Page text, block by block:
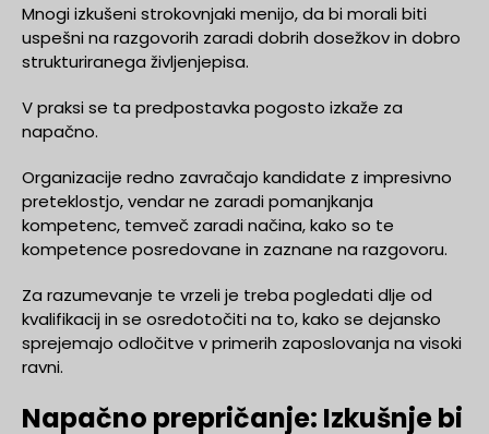
Mnogi izkušeni strokovnjaki menijo, da bi morali biti
uspešni na razgovorih zaradi dobrih dosežkov in dobro
strukturiranega življenjepisa.
V praksi se ta predpostavka pogosto izkaže za
napačno.
Organizacije redno zavračajo kandidate z impresivno
preteklostjo, vendar ne zaradi pomanjkanja
kompetenc, temveč zaradi načina, kako so te
kompetence posredovane in zaznane na razgovoru.
Za razumevanje te vrzeli je treba pogledati dlje od
kvalifikacij in se osredotočiti na to, kako se dejansko
sprejemajo odločitve v primerih zaposlovanja na visoki
ravni.
Napačno prepričanje: Izkušnje bi